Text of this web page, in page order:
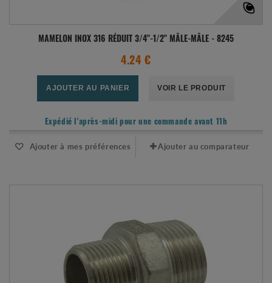
MAMELON INOX 316 RÉDUIT 3/4"-1/2" MÂLE-MÂLE - 8245
4.24 €
AJOUTER AU PANIER VOIR LE PRODUIT
Expédié l'après-midi pour une commande avant 11h
Ajouter à mes préférences Ajouter au comparateur